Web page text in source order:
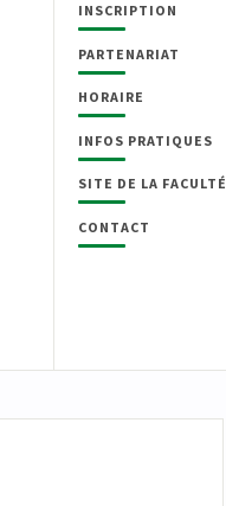
INSCRIPTION
PARTENARIAT
HORAIRE
INFOS PRATIQUES
SITE DE LA FACULTÉ
CONTACT